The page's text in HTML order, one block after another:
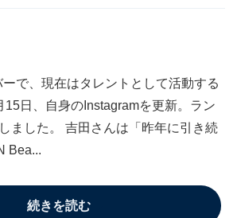
で、現在はタレントとして活動する
15日、自身のInstagramを更新。ラン
ました。 吉田さんは「昨年に引き続
Bea...
続きを読む